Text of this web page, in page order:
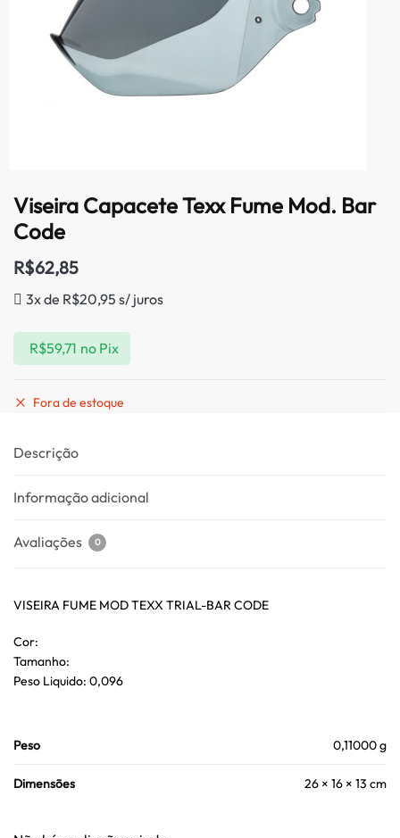
Viseira Capacete Texx Fume Mod. Bar
Code
R$62,85
3x de R$20,95 s/ juros
R$59,71 no Pix
Fora de estoque
Descrição
Informação adicional
Avaliações 0
VISEIRA FUME MOD TEXX TRIAL-BAR CODE
Cor:
Tamanho:
Peso Liquido: 0,096
Peso 0,11000 g
Dimensões 26 × 16 × 13 cm